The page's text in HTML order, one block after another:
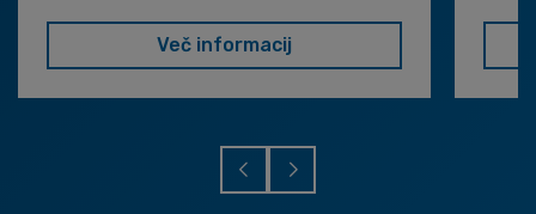
Več informacij